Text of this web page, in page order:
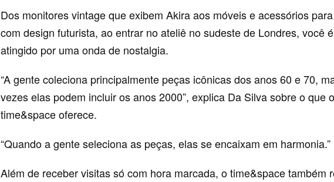
Dos monitores vintage que exibem Akira aos móveis e acessórios
com design futurista, ao entrar no ateliê no sudeste de Londres, você
atingido por uma onda de nostalgia.
“A gente coleciona principalmente peças icônicas dos anos 60 e 70,
vezes elas podem incluir os anos 2000”, explica Da Silva sobre o que o
time&space oferece.
“Quando a gente seleciona as peças, elas se encaixam em harmonia.”
Além de receber visitas só com hora marcada, o time&space também